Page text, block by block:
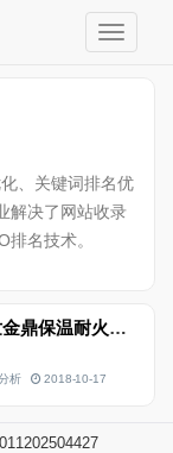
、关键词排名优
解决了网站收录
名技术。
网站诊断：郑州盛世金鼎保温耐火材料有限公司官方网站
析 2018-10-17